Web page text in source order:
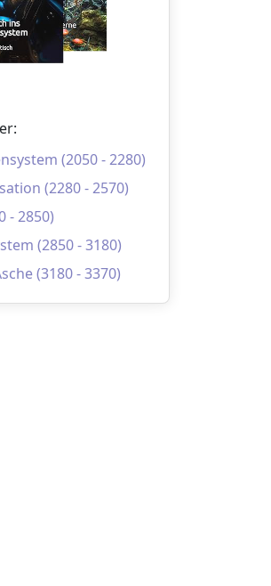
(2050 - 2280)
(2280 - 2570)
- 2850)
(2850 - 3180)
(3180 - 3370)